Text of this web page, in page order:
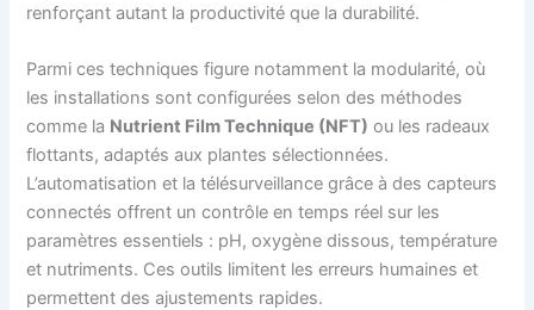
renforçant autant la productivité que la durabilité.
Parmi ces techniques figure notamment la modularité, où
les installations sont configurées selon des méthodes
comme la Nutrient Film Technique (NFT) ou les radeaux
flottants, adaptés aux plantes sélectionnées.
L’automatisation et la télésurveillance grâce à des capteurs
connectés offrent un contrôle en temps réel sur les
paramètres essentiels : pH, oxygène dissous, température
et nutriments. Ces outils limitent les erreurs humaines et
permettent des ajustements rapides.